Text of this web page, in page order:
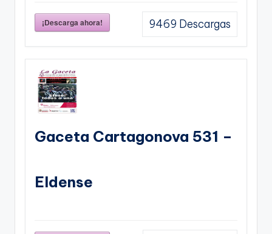
¡Descarga ahora! 9469 Descargas
Gaceta Cartagonova 531 –
Eldense